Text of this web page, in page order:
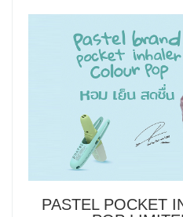
PASTEL POCKET